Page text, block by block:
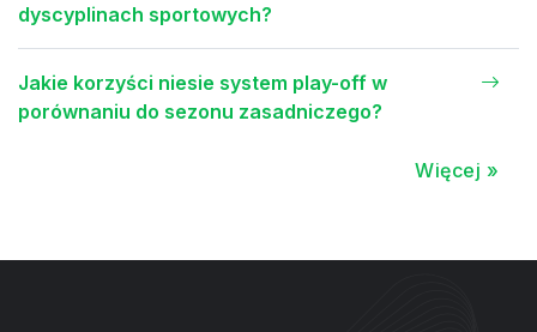
dyscyplinach sportowych?
Jakie korzyści niesie system play-off w
porównaniu do sezonu zasadniczego?
Więcej »